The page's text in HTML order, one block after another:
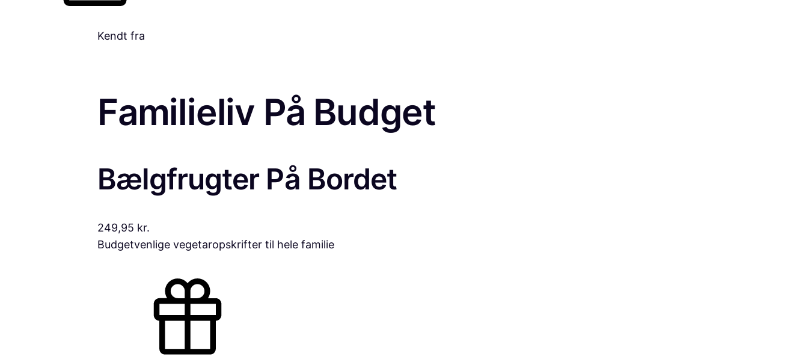
Kendt fra
Familieliv På Budget
Bælgfrugter På Bordet
249,95 kr.
Budgetvenlige vegetaropskrifter til hele familie